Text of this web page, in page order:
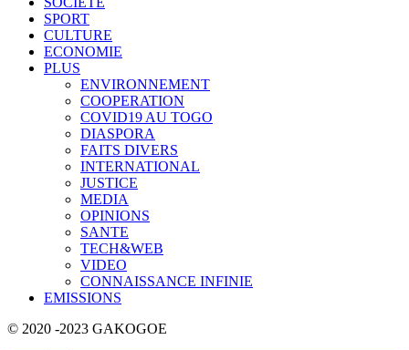
SPORT
CULTURE
ECONOMIE
PLUS
ENVIRONNEMENT
COOPERATION
COVID19 AU TOGO
DIASPORA
FAITS DIVERS
INTERNATIONAL
JUSTICE
MEDIA
OPINIONS
SANTE
TECH&WEB
VIDEO
CONNAISSANCE INFINIE
EMISSIONS
© 2020 -2023 GAKOGOE